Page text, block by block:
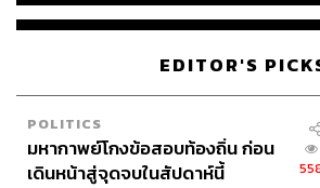
EDITOR'S
POLITICS
มหากาพย์โกงข้อสอบท้องถิ่น ก่อน
เดินหน้าสู่จุดจบในสัปดาห์นี้